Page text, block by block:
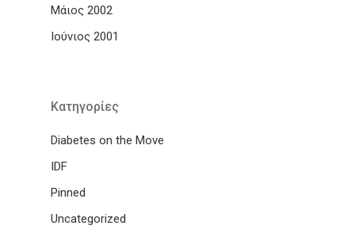
Μάιος 2002
Ιούνιος 2001
Kατηγορίες
Diabetes on the Move
IDF
Pinned
Uncategorized